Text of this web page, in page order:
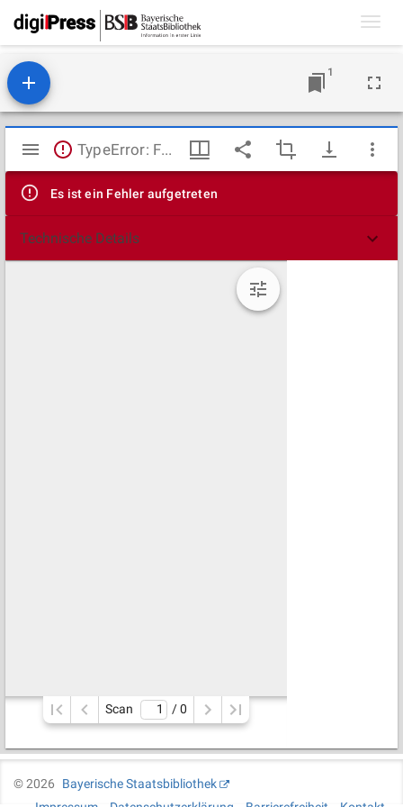
1
Mirador
Viewer
TypeError: Failed to fetch
Es ist ein Fehler aufgetreten
Technische Details
Scan / 0
©2026
Bayerische Staatsbibliothek